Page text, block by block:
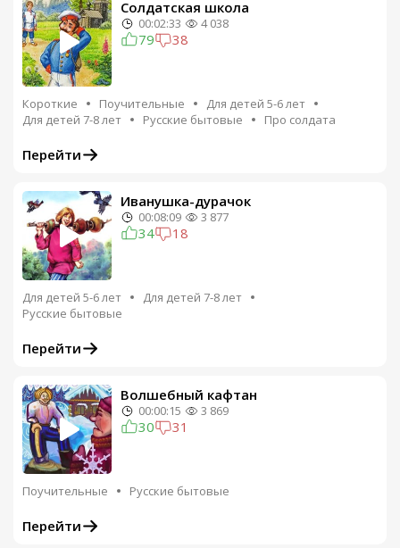
Солдатская школа
00:02:33 4 038
79 38
Короткие Поучительные
Для детей 5-6 лет
Для детей 7-8 лет
Русские бытовые Про солдата
Перейти
Иванушка-дурачок
00:08:09 3 877
34 18
Для детей 5-6 лет
Для детей 7-8 лет
Русские бытовые
Перейти
Волшебный кафтан
00:00:15 3 869
30 31
Поучительные Русские бытовые
Перейти